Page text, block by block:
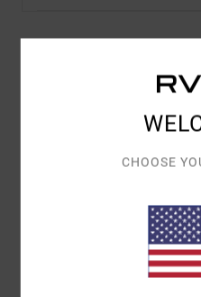
Dettagli & caratteristiche
tessuto di
vestibilità
CHOOSE